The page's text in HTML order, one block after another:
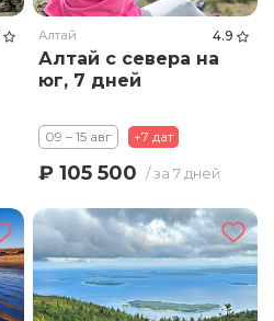
Алтай 4.9
Алтай с севера на
юг, 7 дней
09 – 15 авг +7 дат
₽ 105 500 / за 7 дней